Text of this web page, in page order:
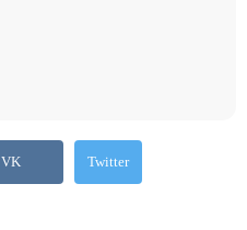
VK Twitter